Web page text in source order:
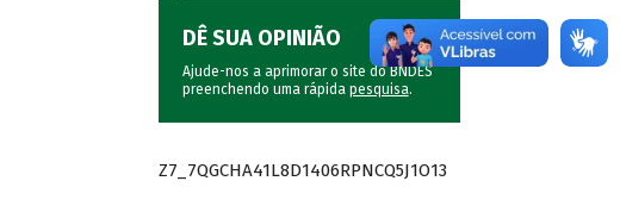
DÊ SUA OPINIÃO
Ajude-nos a aprimorar o site do BNDES
preenchendo uma rápida pesquisa.
Z7_7QGCHA41L8D1406RPNCQ5J1O13